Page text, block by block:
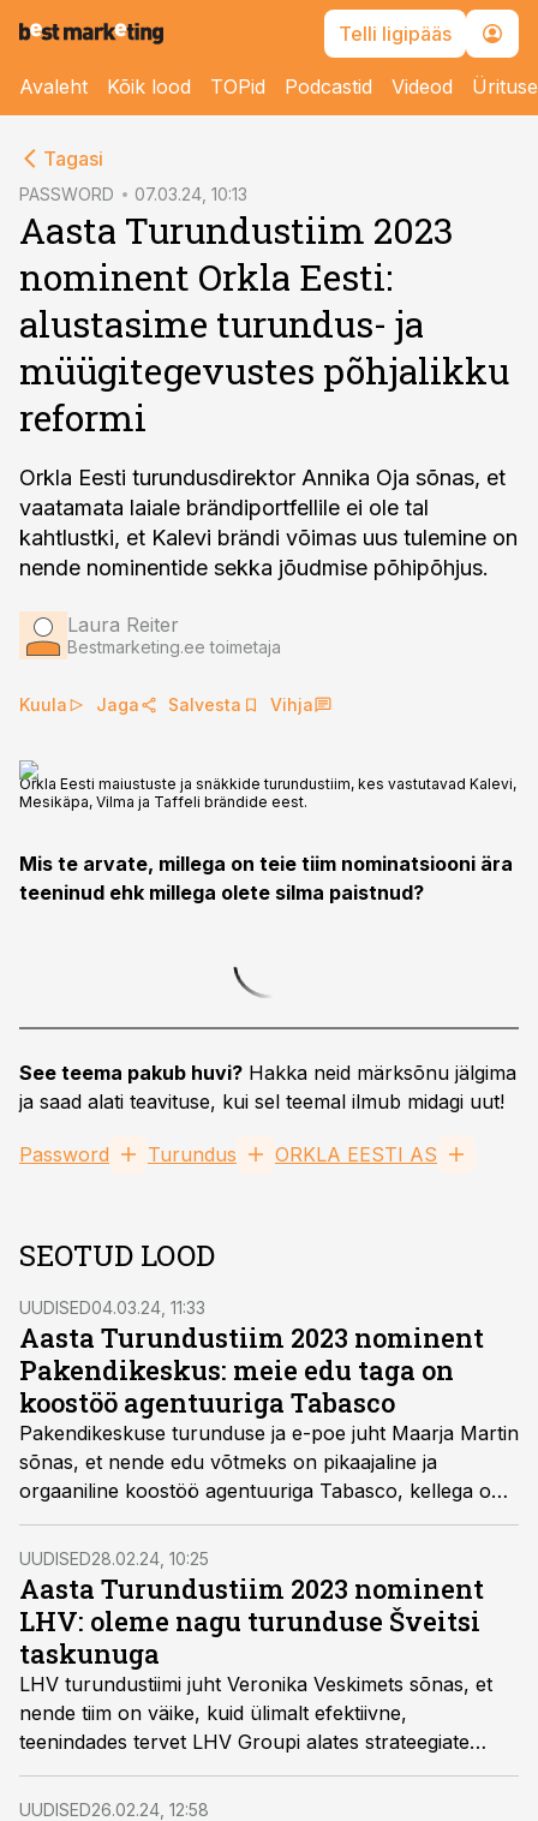
Telli ligipääs
Avaleht Kõik lood TOPid Podcastid Videod
Tagasi
PASSWORD 07.03.24, 10:13
Aasta Turundustiim 2023
nominent Orkla Eesti:
alustasime turundus- ja
müügitegevustes põhjalikku
reformi
Orkla Eesti turundusdirektor Annika Oja sõnas, et
vaatamata laiale brändiportfellile ei ole tal
kahtlustki, et Kalevi brändi võimas uus tulemine on
nende nominentide sekka jõudmise põhipõhjus.
Laura Reiter
Bestmarketing.ee toimetaja
Kuula Jaga Salvesta Vihja
Orkla Eesti maiustuste ja snäkkide turundustiim, kes vastutavad Kalevi,
Mesikäpa, Vilma ja Taffeli brändide eest.
Mis te arvate, millega on teie tiim nominatsiooni ära
teeninud ehk millega olete silma paistnud?
See teema pakub huvi? Hakka neid märksõnu jälgima
ja saad alati teavituse, kui sel teemal ilmub midagi uut!
Password Turundus ORKLA EESTI AS
SEOTUD LOOD
UUDISED04.03.24, 11:33
Aasta Turundustiim 2023 nominent
Pakendikeskus: meie edu taga on
koostöö agentuuriga Tabasco
Pakendikeskuse turunduse ja e-poe juht Maarja Martin
sõnas, et nende edu võtmeks on pikaajaline ja
orgaaniline koostöö agentuuriga Tabasco, kellega on
neil tekkinud mõnusalt vaba õhkkond ideede
põrgatamiseks ja kiireks reageerimiseks.
UUDISED28.02.24, 10:25
Aasta Turundustiim 2023 nominent
LHV: oleme nagu turunduse Šveitsi
taskunuga
LHV turundustiimi juht Veronika Veskimets sõnas, et
nende tiim on väike, kuid ülimalt efektiivne,
teenindades tervet LHV Groupi alates strateegiate
loomisest kuni meedia planeerimiseni. Lisaks märkis ta,
et nad ei karda veidi kõmu tekitada.
UUDISED26.02.24, 12:58